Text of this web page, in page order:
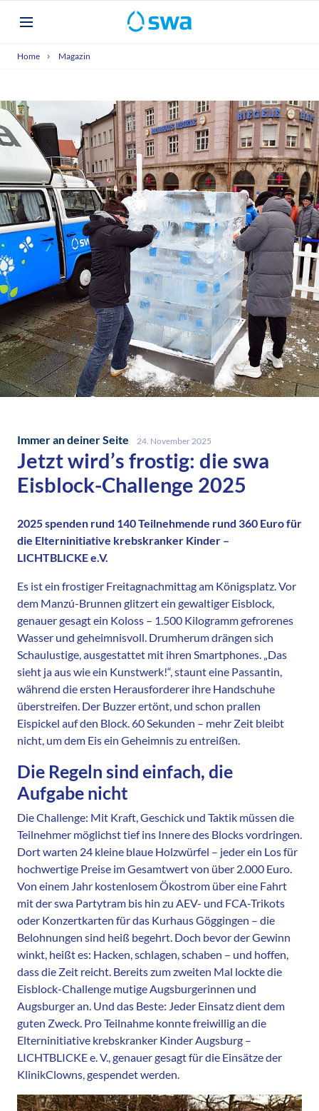
Home Magazin
Immer an deiner Seite 24. November 2025
Jetzt wird’s frostig: die swa
Eisblock-Challenge 2025
2025 spenden rund 140 Teilnehmende rund 360 Euro für
die Elterninitiative krebskranker Kinder –
LICHTBLICKE e.V.
Es ist ein frostiger Freitagnachmittag am Königsplatz. Vor
dem Manzú-Brunnen glitzert ein gewaltiger Eisblock,
genauer gesagt ein Koloss – 1.500 Kilogramm gefrorenes
Wasser und geheimnisvoll. Drumherum drängen sich
Schaulustige, ausgestattet mit ihren Smartphones. „Das
sieht ja aus wie ein Kunstwerk!“, staunt eine Passantin,
während die ersten Herausforderer ihre Handschuhe
überstreifen. Der Buzzer ertönt, und schon prallen
Eispickel auf den Block. 60 Sekunden – mehr Zeit bleibt
nicht, um dem Eis ein Geheimnis zu entreißen.
Die Regeln sind einfach, die
Aufgabe nicht
Die Challenge: Mit Kraft, Geschick und Taktik müssen die
Teilnehmer möglichst tief ins Innere des Blocks vordringen.
Dort warten 24 kleine blaue Holzwürfel – jeder ein Los für
hochwertige Preise im Gesamtwert von über 2.000 Euro.
Von einem Jahr kostenlosem Ökostrom über eine Fahrt
mit der swa Partytram bis hin zu AEV- und FCA-Trikots
oder Konzertkarten für das Kurhaus Göggingen – die
Belohnungen sind heiß begehrt. Doch bevor der Gewinn
winkt, heißt es: Hacken, schlagen, schaben – und hoffen,
dass die Zeit reicht. Bereits zum zweiten Mal lockte die
Eisblock-Challenge mutige Augsburgerinnen und
Augsburger an. Und das Beste: Jeder Einsatz dient dem
guten Zweck. Pro Teilnahme konnte freiwillig an die
Elterninitiative krebskranker Kinder Augsburg –
LICHTBLICKE e. V., genauer gesagt für die Einsätze der
KlinikClowns, gespendet werden.